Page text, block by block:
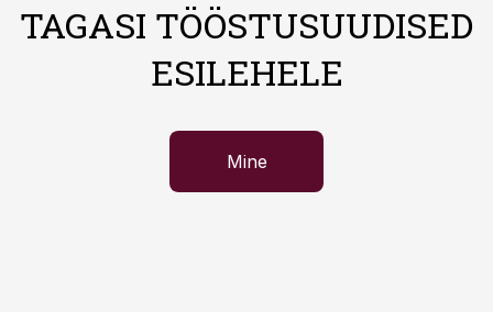
TAGASI TÖÖSTUSUUDISED
ESILEHELE
Mine